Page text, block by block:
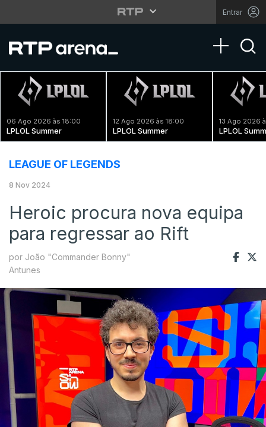
Entrar
Toggle
06 Ago 2026 às 18:00
LPLOL Summer
12 Ago 2026 às 18:00
LPLOL Summer
13 Ago 2026
LPLOL
LEAGUE OF LEGENDS
8 Nov 2024
Heroic procura nova equipa
para regressar ao Rift
por João "Commander Bonny"
Antunes